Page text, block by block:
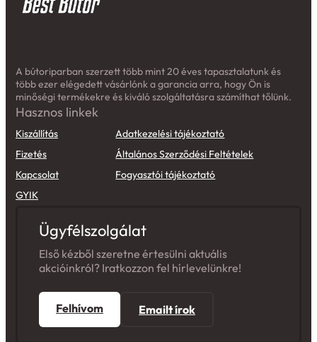
A bútoriparban szerzett több mint 20 éves tapasztalatunk és
több ezer elégedett vásárlónk a garancia arra, hogy Ön is
minőségi termékekre és kiváló szolgáltatásra számíthat tőlünk.
Hasznos linkek
Kiszállítás
Fizetés
Kapcsolat
GYIK
Adatkezelési tájékoztató
Általános Szerződési Feltételek
Fogyasztói tájékoztató
Ügyfélszolgálat
Első kézből szeretne értesülni aktuális
akcióinkról? Iratkozzon fel hírlevelünkre!
Felhívom Emailt írok